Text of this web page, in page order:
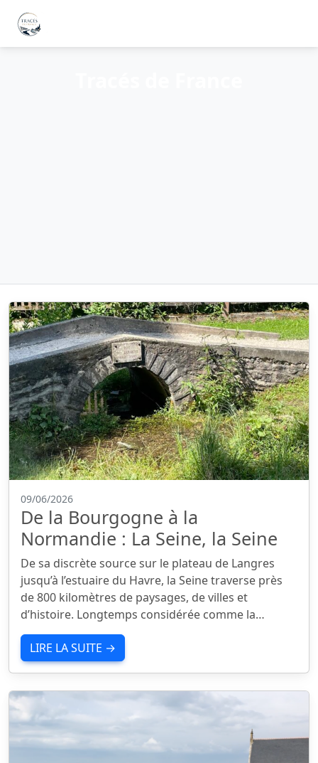
09/06/2026
De la Bourgogne à la
Normandie : La Seine, la Seine
De sa discrète source sur le plateau de Langres
jusqu’à l’estuaire du Havre, la Seine traverse près
de 800 kilomètres de paysages, de villes et
d’histoire. Longtemps considérée comme la…
LIRE LA SUITE →